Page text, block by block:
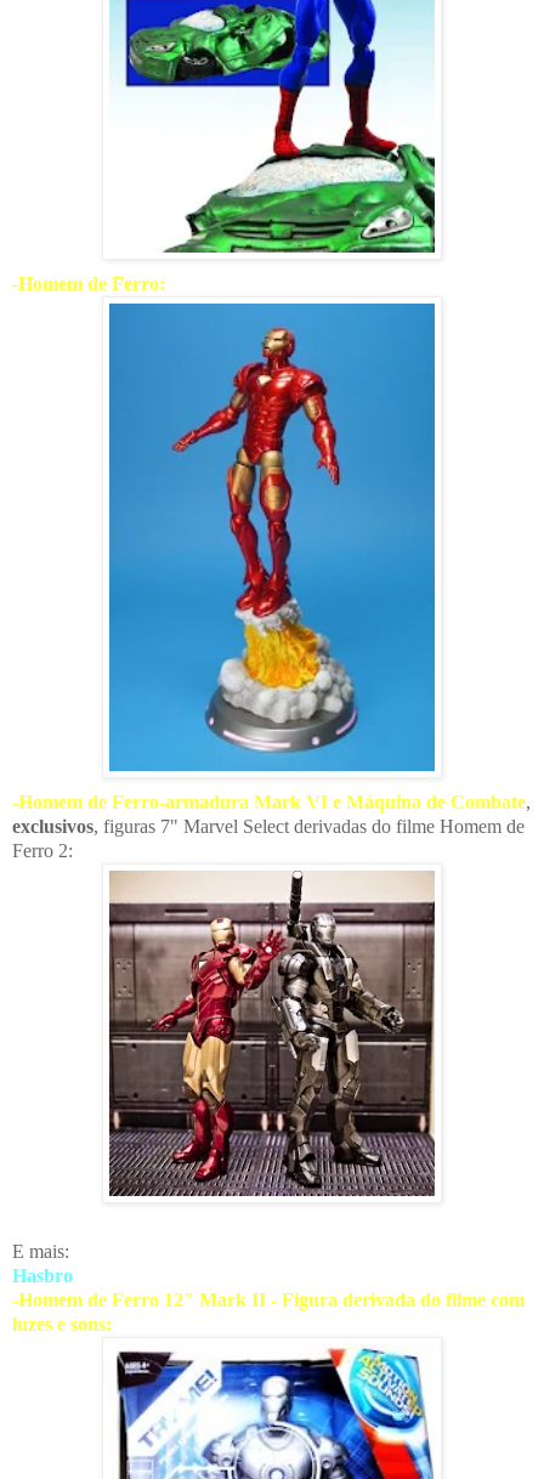
-Homem de Ferro:
-Homem de Ferro-armadura Mark VI e Máquina de Combate,
exclusivos, figuras 7" Marvel Select derivadas do filme Homem de
Ferro 2:
E mais:
Hasbro
-Homem de Ferro 12" Mark II - Figura derivada do filme com
luzes e sons: